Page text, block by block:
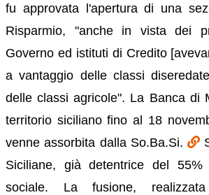
fu approvata l'apertura di una
Risparmio, "anche in vista dei
Governo ed istituti di Credito
a vantaggio delle classi
delle classi agricole". La Banca di
territorio siciliano fino al 18
venne assorbita dalla So.Ba.Si.
Siciliane, già detentrice del
sociale. La fusione,